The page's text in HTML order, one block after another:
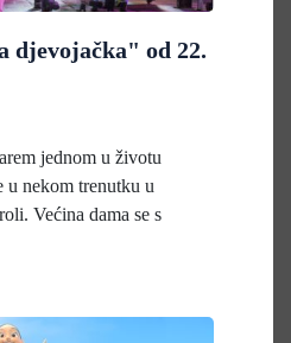
djevojačka" od 22.
jednom u životu
u nekom trenutku u
Većina dama se s